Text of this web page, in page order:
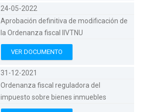
24-05-2022
Aprobación definitiva de modificación de
la Ordenanza fiscal IIVTNU
VER DOCUMENTO
31-12-2021
Ordenanza fiscal reguladora del
impuesto sobre bienes inmuebles